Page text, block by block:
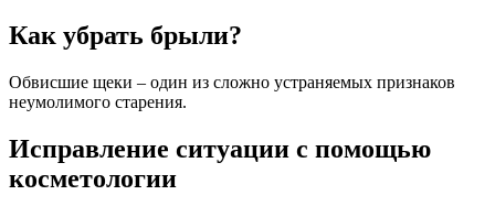
Как убрать брыли?
Обвисшие щеки – один из сложно устраняемых признаков
неумолимого старения.
Исправление ситуации с помощью
косметологии